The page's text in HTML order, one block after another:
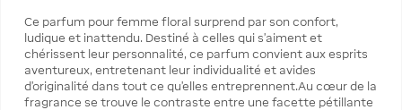
Ce parfum pour femme floral surprend par son confort,
ludique et inattendu. Destiné à celles qui s’aiment et
chérissent leur personnalité, ce parfum convient aux esprits
aventureux, entretenant leur individualité et avides
d’originalité dans tout ce qu’elles entreprennent.Au cœur de la
fragrance se trouve le contraste entre une facette pétillante